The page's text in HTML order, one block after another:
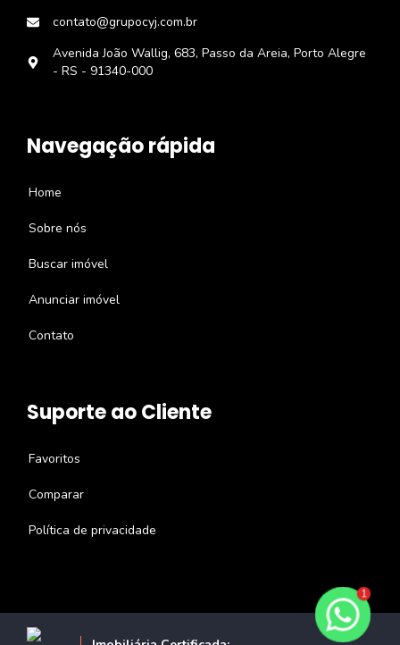
contato@grupocyj.com.br
Avenida João Wallig, 683, Passo da Areia, Porto Alegre
- RS - 91340-000
Navegação rápida
Home
Sobre nós
Buscar imóvel
Anunciar imóvel
Contato
Suporte ao Cliente
Favoritos
Comparar
Política de privacidade
1